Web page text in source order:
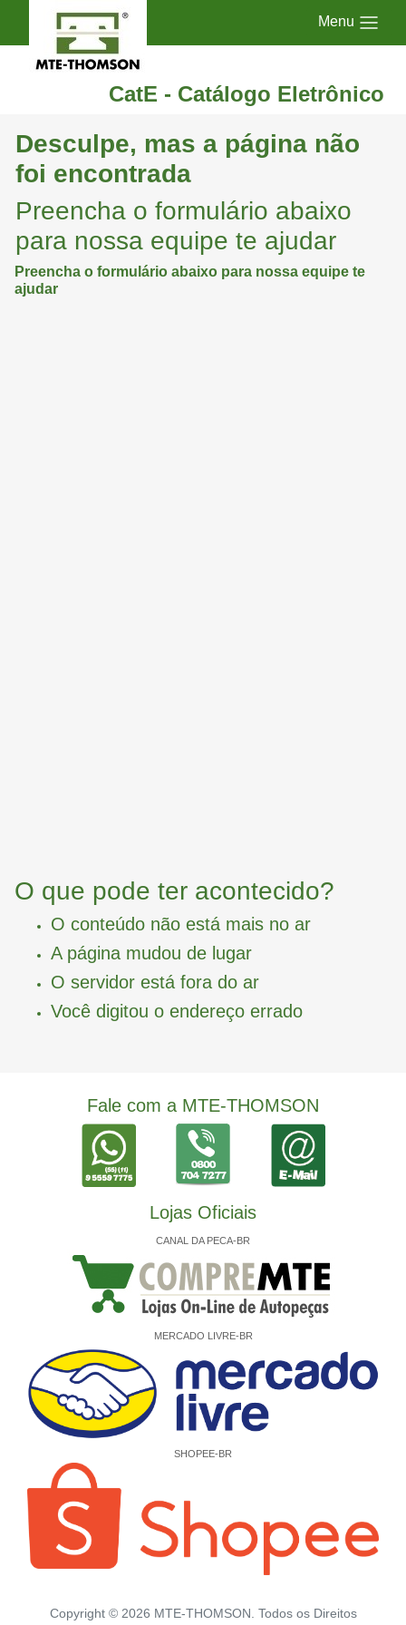
Menu
CatE - Catálogo Eletrônico
Desculpe, mas a página não
foi encontrada
Preencha o formulário abaixo
para nossa equipe te ajudar
Preencha o formulário abaixo para nossa equipe te
ajudar
O que pode ter acontecido?
O conteúdo não está mais no ar
A página mudou de lugar
O servidor está fora do ar
Você digitou o endereço errado
Fale com a MTE-THOMSON
Lojas Oficiais
CANAL DA PECA-BR
MERCADO LIVRE-BR
SHOPEE-BR
Copyright © 2026 MTE-THOMSON. Todos os Direitos